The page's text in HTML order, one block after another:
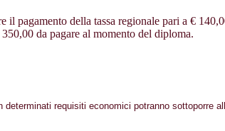
il pagamento della tassa regionale pari a €
da pagare al momento del diploma.
requisiti economici potranno sottoporre